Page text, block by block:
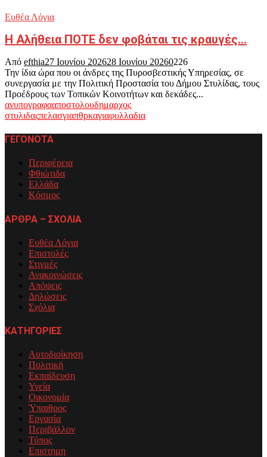
Ευθέα Λόγια
Η Αλήθεια ΠΟΤΕ δεν φοβάται τις κραυγές…
Από efthia27 Ιουνίου 202628 Ιουνίου 20260226
Την ίδια ώρα που οι άνδρες της Πυροσβεστικής Υπηρεσίας, σε
συνεργασία με την Πολιτική Προστασία του Δήμου Στυλίδας, τους
Προέδρους των Τοπικών Κοινοτήτων και δεκάδες...
ανυπογραφααποστολουδημαρχος
στυλιδαςπελασγιαπθρκαγιαφυλλαδια
ΓΕΓΟΝΟΤΑ
Περιφέρεια
Φθιώτιδα
Ελλάδα
Κόσμος
ΑΡΘΡΑ – ΣΧΟΛΙΑ
Ευθέα Λόγια
Επιστολές
Στιγμές
Ανακοινώσεις
Απόψεις
Δηλώσεις
Σχόλια
ΚΑΤΗΓΟΡΙΕΣ
Αυτοδιοίκηση
Πολιτική
Εκπαίδευση
Υγεία
Οικονομία
Ύπαιθρος
Εργασία
Περιβάλλον
Τύπος
Επιστημη